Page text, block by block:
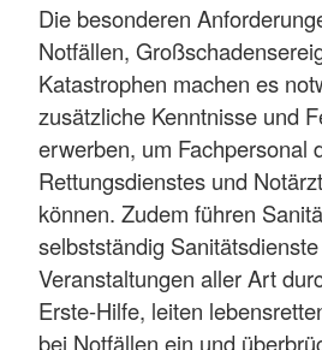
Die besonderen
Notfällen,
Katastrophen machen es
zusätzliche Kenntnisse und
erwerben, um Fachpersonal
Rettungsdienstes und
können. Zudem führen
selbstständig
Veranstaltungen aller Art
Erste-Hilfe, leiten
bei Notfällen ein und